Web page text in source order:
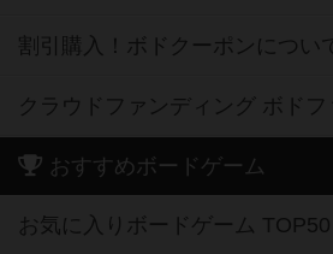
割引購入！ボドクーポンについ
クラウドファンディング ボドフ
おすすめボードゲーム
お気に入りボードゲーム TOP50